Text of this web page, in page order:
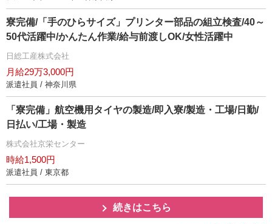
寮完備/「手のひらサイズ」プリンター部品の組立検査/40～
50代活躍中/かんたん作業/給与前渡しOK/女性活躍中
日総工産株式会社
月給29万3,000円
派遣社員 / 神奈川県
「寮完備」航空機用タイヤの製造/即入寮/製造・工場/日勤/
日払い/工場・製造
株式会社京栄センター
時給1,500円
派遣社員 / 東京都
続きはこちら